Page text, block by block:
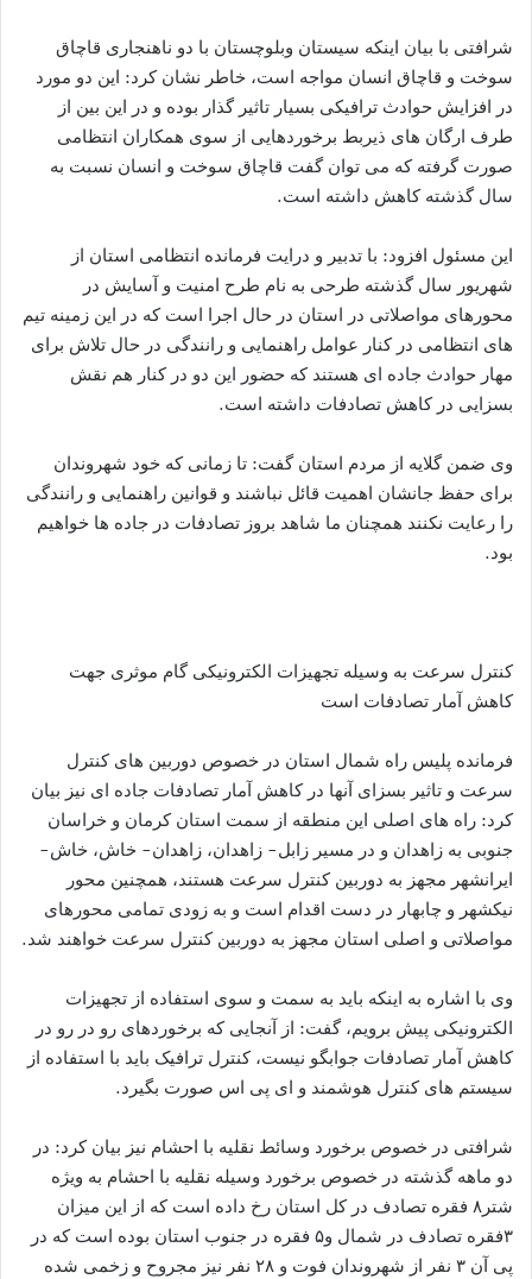
شرافتی با بیان اینکه سیستان وبلوچستان با دو ناهنجاری قاچاق
سوخت و قاچاق انسان مواجه است، خاطر نشان کرد: این دو مورد
در افزایش حوادث ترافیکی بسیار تاثیر گذار بوده و در این بین از
طرف ارگان های ذیربط برخوردهایی از سوی همکاران انتظامی
صورت گرفته که می توان گفت قاچاق سوخت و انسان نسبت به
سال گذشته کاهش داشته است.
این مسئول افزود: با تدبیر و درایت فرمانده انتظامی استان از
شهریور سال گذشته طرحی به نام طرح امنیت و آسایش در
محورهای مواصلاتی در استان در حال اجرا است که در این زمینه تیم
های انتظامی در کنار عوامل راهنمایی و رانندگی در حال تلاش برای
مهار حوادث جاده ای هستند که حضور این دو در کنار هم نقش
بسزایی در کاهش تصادفات داشته است.
وی ضمن گلایه از مردم استان گفت: تا زمانی که خود شهروندان
برای حفظ جانشان اهمیت قائل نباشند و قوانین راهنمایی و رانندگی
را رعایت نکنند همچنان ما شاهد بروز تصادفات در جاده ها خواهیم
بود.
کنترل سرعت به وسیله تجهیزات الکترونیکی گام موثری جهت
کاهش آمار تصادفات است
فرمانده پلیس راه شمال استان در خصوص دوربین های کنترل
سرعت و تاثیر بسزای آنها در کاهش آمار تصادفات جاده ای نیز بیان
کرد: راه های اصلی این منطقه از سمت استان کرمان و خراسان
جنوبی به زاهدان و در مسیر زابل- زاهدان، زاهدان- خاش، خاش-
ایرانشهر مجهز به دوربین کنترل سرعت هستند، همچنین محور
نیکشهر و چابهار در دست اقدام است و به زودی تمامی محورهای
مواصلاتی و اصلی استان مجهز به دوربین کنترل سرعت خواهند شد.
وی با اشاره به اینکه باید به سمت و سوی استفاده از تجهیزات
الکترونیکی پیش برویم، گفت: از آنجایی که برخوردهای رو در رو در
کاهش آمار تصادفات جوابگو نیست، کنترل ترافیک باید با استفاده از
سیستم های کنترل هوشمند و ای پی اس صورت بگیرد.
شرافتی در خصوص برخورد وسائط نقلیه با احشام نیز بیان کرد: در
دو ماهه گذشته در خصوص برخورد وسیله نقلیه با احشام به ویژه
شتر۸ فقره تصادف در کل استان رخ داده است که از این میزان
۳فقره تصادف در شمال و۵ فقره در جنوب استان بوده است که در
پی آن ۳ نفر از شهروندان فوت و ۲۸ نفر نیز مجروح و زخمی شده